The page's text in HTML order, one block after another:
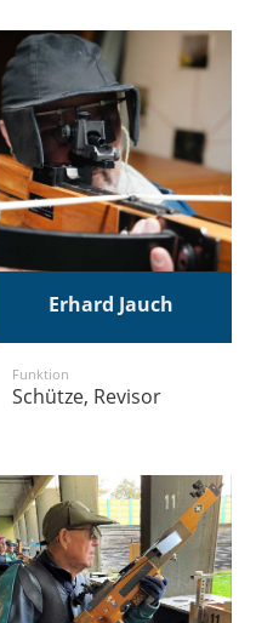
Erhard Jauch
Funktion
Schütze, Revisor